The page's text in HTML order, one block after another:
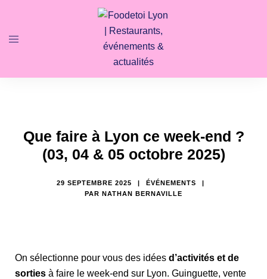
Que faire à Lyon ce week-end ?
(03, 04 & 05 octobre 2025)
29 SEPTEMBRE 2025
ÉVÉNEMENTS
PAR NATHAN BERNAVILLE
On sélectionne pour vous des idées d’activités et de
sorties à faire le week-end sur Lyon. Guinguette, vente